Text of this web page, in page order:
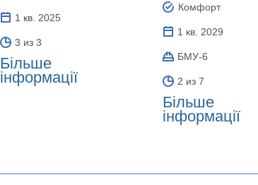
1 кв. 2025
3 из 3
Більше
інформації
Комфорт
1 кв. 2029
БМУ-6
2 из 7
Більше
інформації